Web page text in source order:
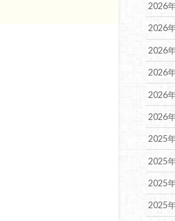
2026
2026
2026
2026
2026
2026
2025
2025
2025
2025